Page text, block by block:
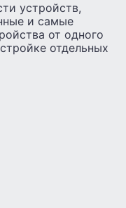
устройств,
и самые
от одного
отдельных